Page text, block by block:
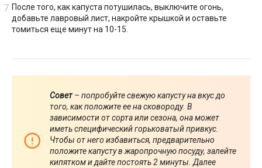
После того, как капуста потушилась, выключите огонь,
добавьте лавровый лист, накройте крышкой и оставьте
томиться еще минут на 10-15.
Совет– попробуйте свежую капусту на вкус до
того, как положите ее на сковороду. В
зависимости от сорта или сезона, она может
иметь специфический горьковатый привкус.
Чтобы от него избавиться, предварительно
положите капусту в жаропрочную посуду, залейте
кипятком и дайте постоять 2 минуты. Далее